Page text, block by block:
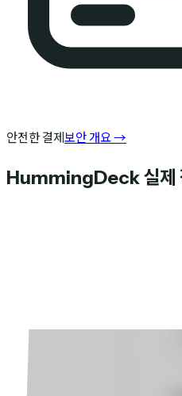
안전한 결제 보안 개요→
HummingDeck 실제